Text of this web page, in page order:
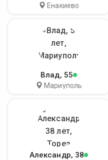
Енакиево
Влад, 55
Мариуполь
Александр, 38